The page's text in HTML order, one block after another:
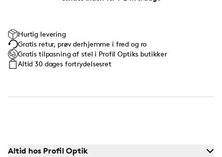
Hurtig levering
Gratis retur, prøv derhjemme i fred og ro
Gratis tilpasning af stel i Profil Optiks butikker
Altid 30 dages fortrydelsesret
Altid hos Profil Optik